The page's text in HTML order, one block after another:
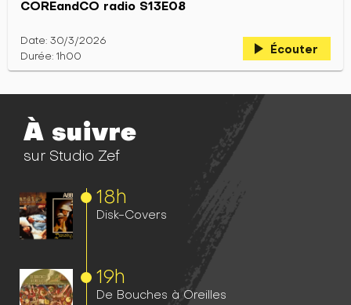
À suivre
sur Studio Zef
18h
Disk-Covers
19h
De Bouches à Oreilles
COREandCO radio S13E08
Date: 30/3/2026
Durée: 1h00
play_arrow Écouter